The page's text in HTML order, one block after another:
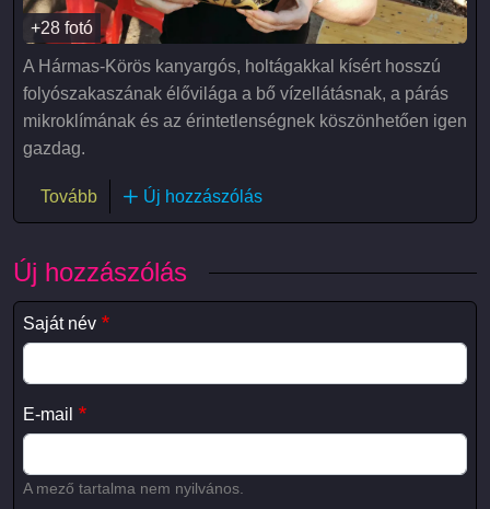
+28 fotó
A Hármas-Körös kanyargós, holtágakkal kísért hosszú
folyószakaszának élővilága a bő vízellátásnak, a párás
mikroklímának és az érintetlenségnek köszönhetően igen
gazdag.
Tovább(Körös-Maros Nemzeti Park élővilága)
Új hozzászólás
Új hozzászólás
Saját név
E-mail
A mező tartalma nem nyilvános.